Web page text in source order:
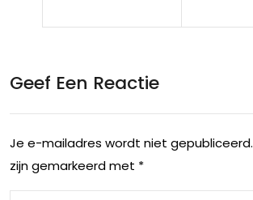
iete
van
een
vijf
ste
els
Geef Een Reactie
Je e-mailadres wordt niet gepubliceerd.
zijn gemarkeerd met *